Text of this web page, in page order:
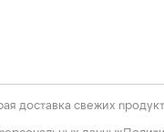
доставка свежих